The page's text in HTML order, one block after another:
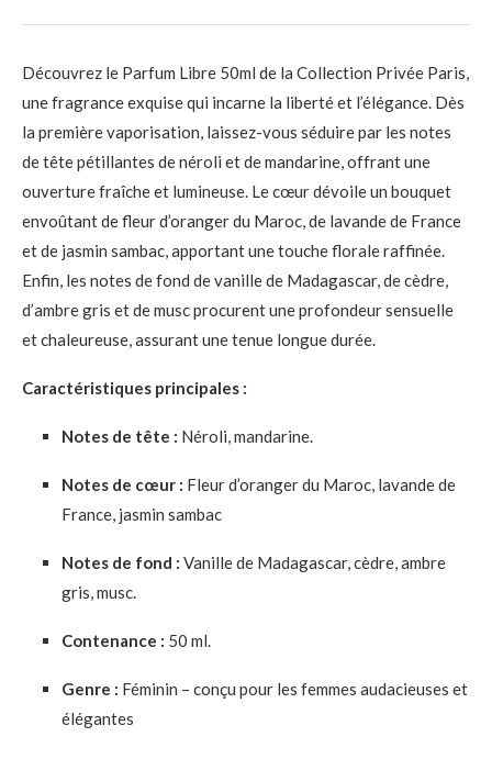
Découvrez le Parfum Libre 50ml de la Collection Privée Paris,
une fragrance exquise qui incarne la liberté et l’élégance. Dès
la première vaporisation, laissez-vous séduire par les notes
de tête pétillantes de néroli et de mandarine, offrant une
ouverture fraîche et lumineuse. Le cœur dévoile un bouquet
envoûtant de fleur d’oranger du Maroc, de lavande de France
et de jasmin sambac, apportant une touche florale raffinée.
Enfin, les notes de fond de vanille de Madagascar, de cèdre,
d’ambre gris et de musc procurent une profondeur sensuelle
et chaleureuse, assurant une tenue longue durée.
Caractéristiques principales :
Notes de tête : Néroli, mandarine.
Notes de cœur : Fleur d’oranger du Maroc, lavande de
France, jasmin sambac
Notes de fond : Vanille de Madagascar, cèdre, ambre
gris, musc.
Contenance : 50 ml.
Genre : Féminin – conçu pour les femmes audacieuses et
élégantes